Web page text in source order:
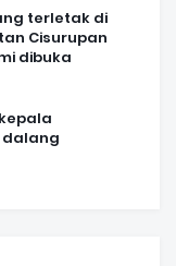
terletak di
Cisurupan
dibuka
dalang